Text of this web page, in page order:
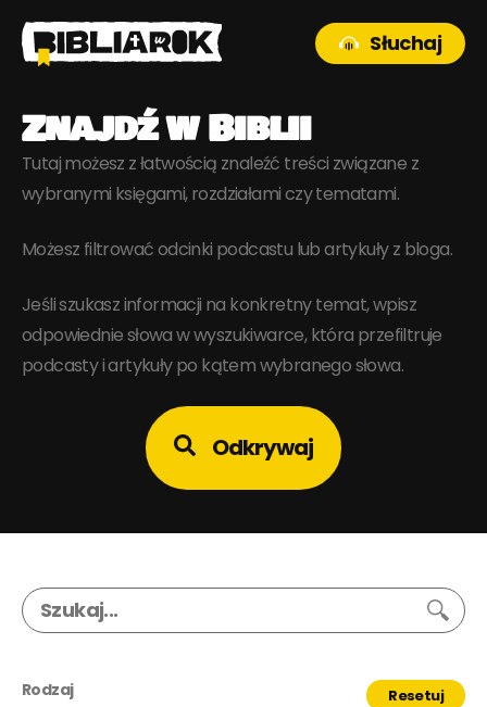
Słuchaj
Znajdź w Biblii
Tutaj możesz z łatwością znaleźć treści związane z
wybranymi księgami, rozdziałami czy tematami.
Możesz filtrować odcinki podcastu lub artykuły z bloga.
Jeśli szukasz informacji na konkretny temat, wpisz
odpowiednie słowa w wyszukiwarce, która przefiltruje
podcasty i artykuły po kątem wybranego słowa.
Odkrywaj
Resetuj
Rodzaj